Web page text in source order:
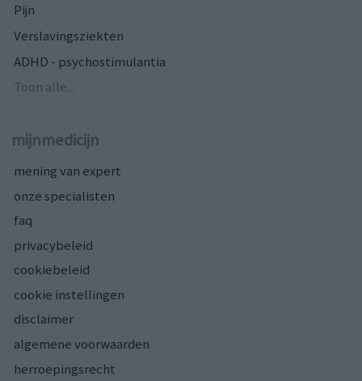
Pijn
Verslavingsziekten
ADHD - psychostimulantia
Toon alle...
mijnmedicijn
mening van expert
onze specialisten
faq
privacybeleid
cookiebeleid
cookie instellingen
disclaimer
algemene voorwaarden
herroepingsrecht